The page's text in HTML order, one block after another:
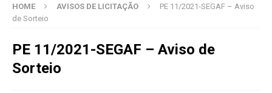
HOME AVISOS DE LICITAÇÃO
PE 11/2021-SEGAF – Aviso
de Sorteio
PE 11/2021-SEGAF – Aviso de
Sorteio